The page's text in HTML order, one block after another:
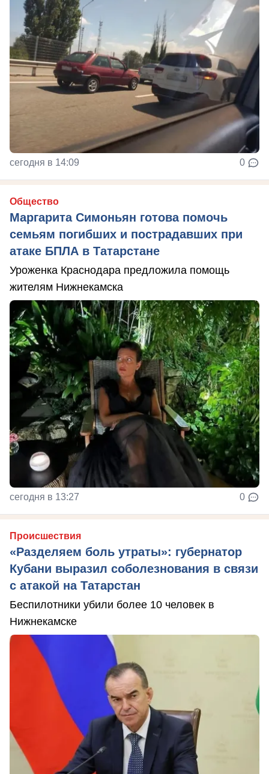
сегодня в 14:09 0
Общество
Маргарита Симоньян готова помочь
семьям погибших и пострадавших при
атаке БПЛА в Татарстане
Уроженка Краснодара предложила помощь
жителям Нижнекамска
сегодня в 13:27 0
Происшествия
«Разделяем боль утраты»: губернатор
Кубани выразил соболезнования в связи
с атакой на Татарстан
Беспилотники убили более 10 человек в
Нижнекамске